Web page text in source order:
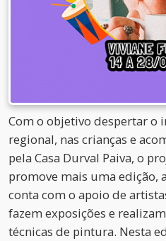
Com o objetivo despertar o
regional, nas crianças e
pela Casa Durval Paiva, o
promove mais uma edição,
conta com o apoio de
fazem exposições e
técnicas de pintura. Nesta